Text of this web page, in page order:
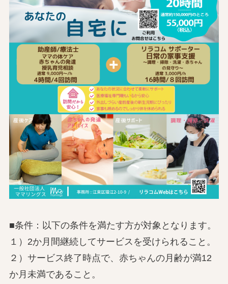
■条件：以下の条件を満たす方が対象となります。
１）2か月間継続してサービスを受けられること。
２）サービス終了時点で、赤ちゃんの月齢が満12
か月未満であること。